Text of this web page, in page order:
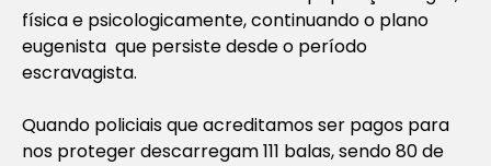
física e psicologicamente, continuando o plano
eugenista que persiste desde o período
escravagista.
Quando policiais que acreditamos ser pagos para
nos proteger descarregam 111 balas, sendo 80 de